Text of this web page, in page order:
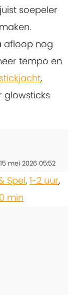
soepeler
afloop nog
tempo en
,
glowsticks
mei 2026 05:52
Spel, 1-2 uur,
min